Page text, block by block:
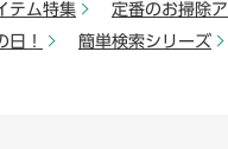
テム特集
定番のお掃除
！
簡単検索シリーズ